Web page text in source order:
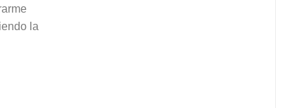
la